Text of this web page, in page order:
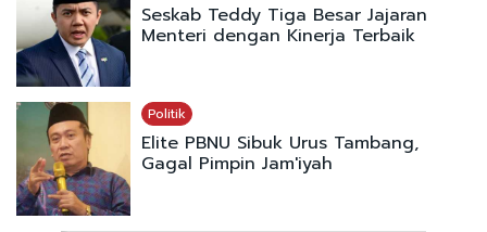
Seskab Teddy Tiga Besar Jajaran
Menteri dengan Kinerja Terbaik
Politik
Elite PBNU Sibuk Urus Tambang,
Gagal Pimpin Jam'iyah